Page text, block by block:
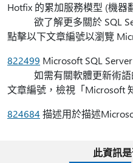
Hotfix 的累加服務模型 (機器
欲了解更多關於 SQL
點擊以下文章編號以瀏覽
822499 Microsoft SQL
如需有關軟體更新術語
文章編號，檢視「Microsoft
824684 描述用於描述
此資訊